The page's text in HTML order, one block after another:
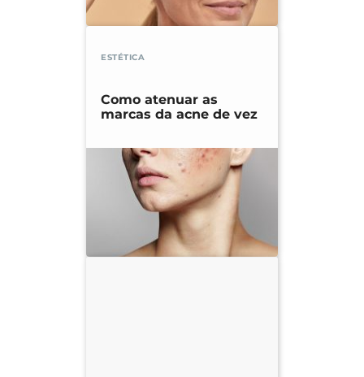
ESTÉTICA
Como atenuar as
marcas da acne de vez